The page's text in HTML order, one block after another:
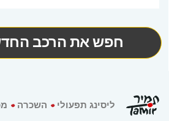
חפש את הרכב
ליסינג תפעולי השכרה